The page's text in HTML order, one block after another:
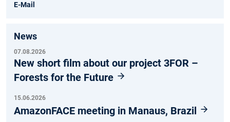
E-Mail
News
07.08.2026
New short film about our project 3FOR –
Forests for the Future
15.06.2026
AmazonFACE meeting in Manaus, Brazil